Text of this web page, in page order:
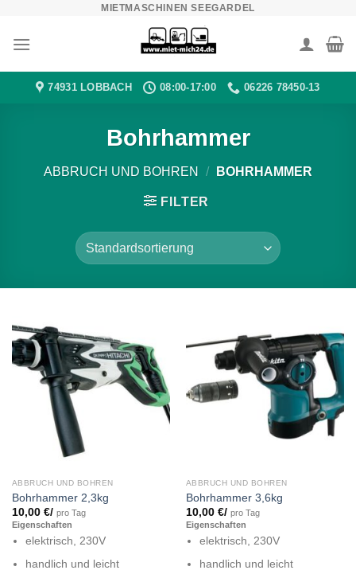
springen
MIETMASCHINEN SEEGARDEL
74931 LOBBACH 08:00-17:00 06226 78450-13
Bohrhammer
ABBRUCH UND BOHREN / BOHRHAMMER
FILTER
ABBRUCH UND BOHREN
Bohrhammer 2,3kg
10,00 €/ pro Tag
Eigenschaften
elektrisch, 230V
handlich und leicht
ABBRUCH UND BOHREN
Bohrhammer 3,6kg
10,00 €/ pro Tag
Eigenschaften
elektrisch, 230V
handlich und leicht